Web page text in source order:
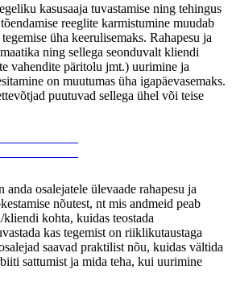
kasusaaja tuvastamise ning tehingus
reeglite karmistumine muudab
üha keerulisemaks. Rahapesu ja
ning sellega seonduvalt kliendi
vahendite päritolu jmt.) uurimine ja
on muutumas üha igapäevasemaks.
puutuvad sellega ühel või teise
anda osalejatele ülevaade rahapesu ja
nõutest, nt mis andmeid peab
kohta, kuidas teostada
kas tegemist on riiklikutaustaga
saavad praktilist nõu, kuidas vältida
sattumist ja mida teha, kui uurimine